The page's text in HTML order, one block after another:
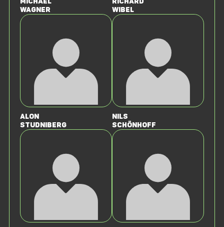
Wagner
Wibel
Alon
Studniberg
Nils
Schönhoff